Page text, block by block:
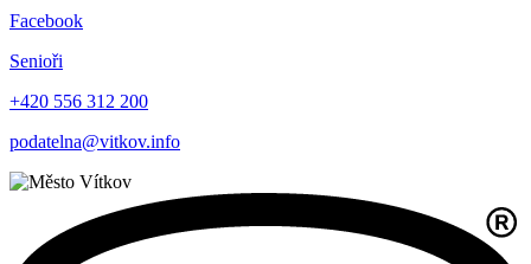
Facebook
Senioři
+420 556 312 200
podatelna@vitkov.info